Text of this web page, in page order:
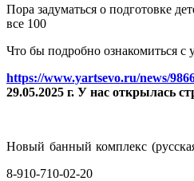
Пора задуматься о подготовке
все 100
Что бы подробно ознакомиться с
https://www.yartsevo.ru/news/
29.05.2025 г. У нас открылась
Новый банный комплекс
8-910-710-02-20